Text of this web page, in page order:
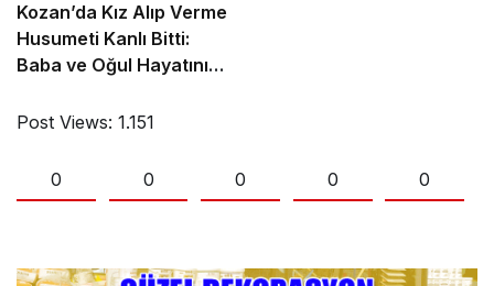
Kozan’da Kız Alıp Verme
Husumeti Kanlı Bitti:
Baba ve Oğul Hayatını
Post Views: 1.151
0 0 0 0 0